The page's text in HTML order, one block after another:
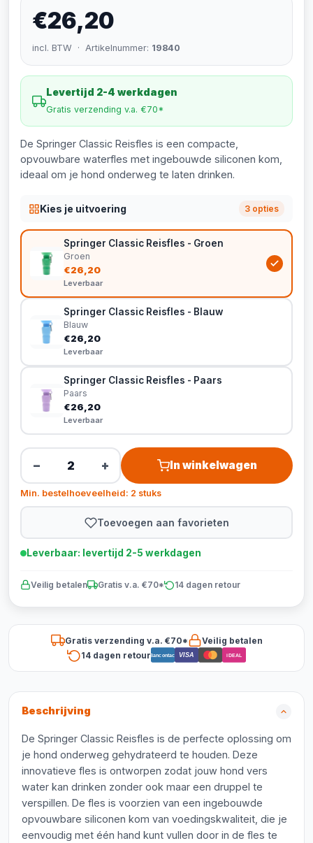
€26,20
incl. BTW · Artikelnummer: 19840
Levertijd 2-4 werkdagen
Gratis verzending v.a. €70*
De Springer Classic Reisfles is een compacte,
opvouwbare waterfles met ingebouwde siliconen kom,
ideaal om je hond onderweg te laten drinken.
Kies je uitvoering 3 opties
Springer Classic Reisfles - Groen
Groen
€26,20
Leverbaar
Springer Classic Reisfles - Blauw
Blauw
€26,20
Leverbaar
Springer Classic Reisfles - Paars
Paars
€26,20
Leverbaar
− + In winkelwagen
Min. bestelhoeveelheid: 2 stuks
Toevoegen aan favorieten
Leverbaar: levertijd 2-5 werkdagen
Veilig betalen Gratis v.a. €70* 14 dagen retour
Gratis verzending v.a. €70*
Veilig betalen
14 dagen retourBancontact VISA iDEAL
Beschrijving
De Springer Classic Reisfles is de perfecte oplossing om
je hond onderweg gehydrateerd te houden. Deze
innovatieve fles is ontworpen zodat jouw hond vers
water kan drinken zonder ook maar een druppel te
verspillen. De fles is voorzien van een ingebouwde
opvouwbare siliconen kom van voedingskwaliteit, die je
eenvoudig met één hand kunt vullen door in de fles te